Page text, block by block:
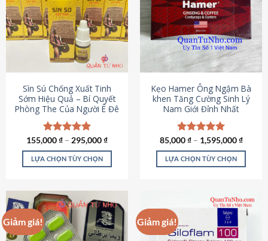
thể.
Các
tùy
chọn
có
thể
được
chọn
trên
trang
sản
phẩm
Sìn Sú Chống Xuất Tinh
Sớm Hiệu Quả – Bí Quyết
Phòng The Của Người Ê Đê
Được xếp
hạng4.95
5 sao
155,000₫ – 295,000₫
LỰA CHỌN TÙY CHỌN
này
có
nhiều
biến
Kẹo Hamer Ông Ngậm Bà
khen Tăng Cường Sinh Lý
Nam Giới Đỉnh Nhất
Được xếp
hạng5.00
5 sao
85,000₫– 1,595,000₫
LỰA CHỌN TÙY CHỌN
này
nhiều
biến
Giảm giá! Giảm giá!